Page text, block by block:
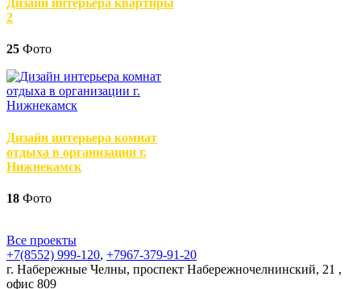
Дизайн интерьера квартиры
2
25 Фото
Дизайн интерьера комнат
отдыха в организации г.
Нижнекамск
18 Фото
Все проекты
+7(8552) 999-120, +7967-379-91-20
г. Набережные Челны, проспект Набережночелнинский, 21 ,
офис 809